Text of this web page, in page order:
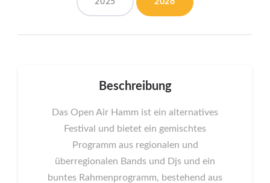
2025 2026
Beschreibung
Das Open Air Hamm ist ein alternatives
Festival und bietet ein gemischtes
Programm aus regionalen und
überregionalen Bands und Djs und ein
buntes Rahmenprogramm, bestehend aus